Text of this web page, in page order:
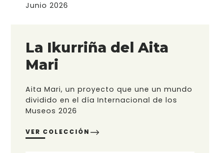
Junio 2026
La Ikurriña del Aita
Mari
Aita Mari, un proyecto que une un mundo
dividido en el día Internacional de los
Museos 2026
VER COLECCIÓN